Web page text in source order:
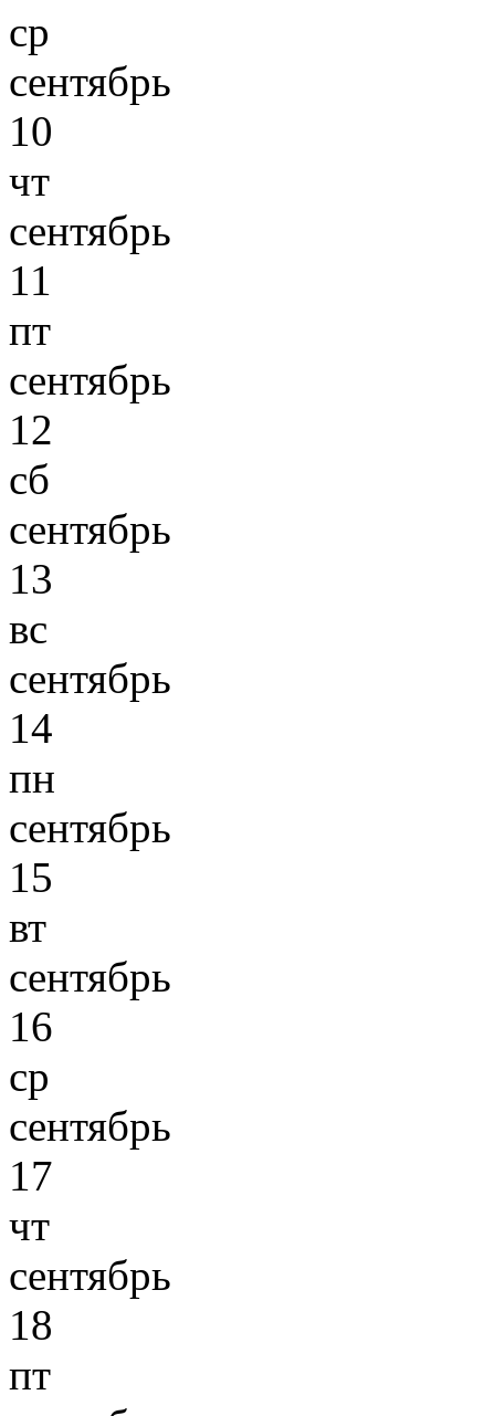
ср
сентябрь
10
чт
сентябрь
11
пт
сентябрь
12
сб
сентябрь
13
вс
сентябрь
14
пн
сентябрь
15
вт
сентябрь
16
ср
сентябрь
17
чт
сентябрь
18
пт